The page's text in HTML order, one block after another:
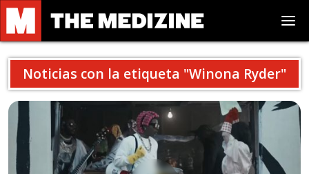
Noticias con la etiqueta "Winona Ryder"